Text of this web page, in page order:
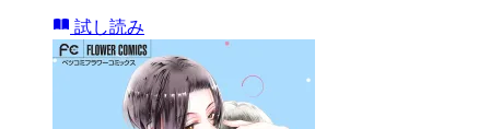
試し読み